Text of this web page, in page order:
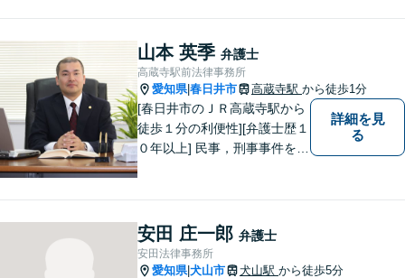
山本 英季 弁護士
高蔵寺駅前法律事務所
愛知県|春日井市 高蔵寺駅 から徒歩1分
[春日井市のＪＲ高蔵寺駅から
徒歩１分の利便性][弁護士歴１
０年以上] 民事，刑事事件を問
善の解決となることを目指し
ます。 一お困り事がございま
したらお気軽にご相談下さ
詳細を見
る
安田 庄一郎 弁護士
安田法律事務所
愛知県|犬山市 犬山駅 から徒歩5分